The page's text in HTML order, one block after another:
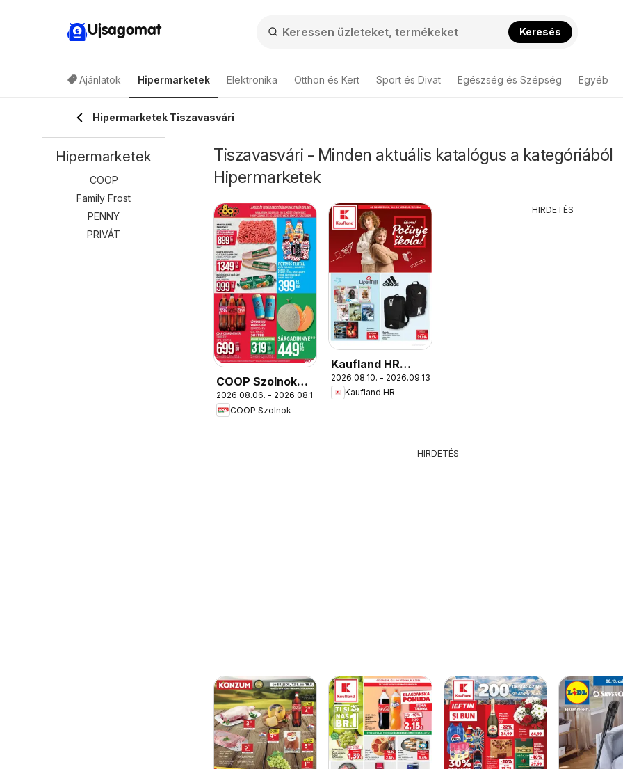
Ujsagomat Keresés
Ajánlatok Hipermarketek Elektronika Otthon és Kert Sport és Divat Egészség és Szépség Egyéb
Hipermarketek Tiszavasvári
Tiszavasvári - Minden aktuális katalógus a kategóriából
Hipermarketek
COOP Szolnok
akciós újság
Debrecen
2026.08.06. - 2026.08.12.
COOP Szolnok
Kaufland HR
akciós újság
2026.08.10. - 2026.09.13.
Kaufland HR
HIRDETÉS
HIRDETÉS
Hipermarketek
COOP
Family Frost
PENNY
PRIVÁT